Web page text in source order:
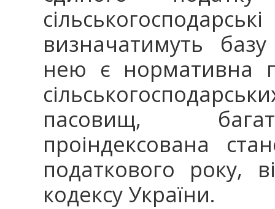
визначатимуть
нею є нормативна
пасовищ,
проіндексована
податкового року,
кодексу України.